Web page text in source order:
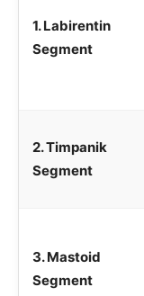
1. Labirentin
Segment
2. Timpanik
Segment
3. Mastoid
Segment